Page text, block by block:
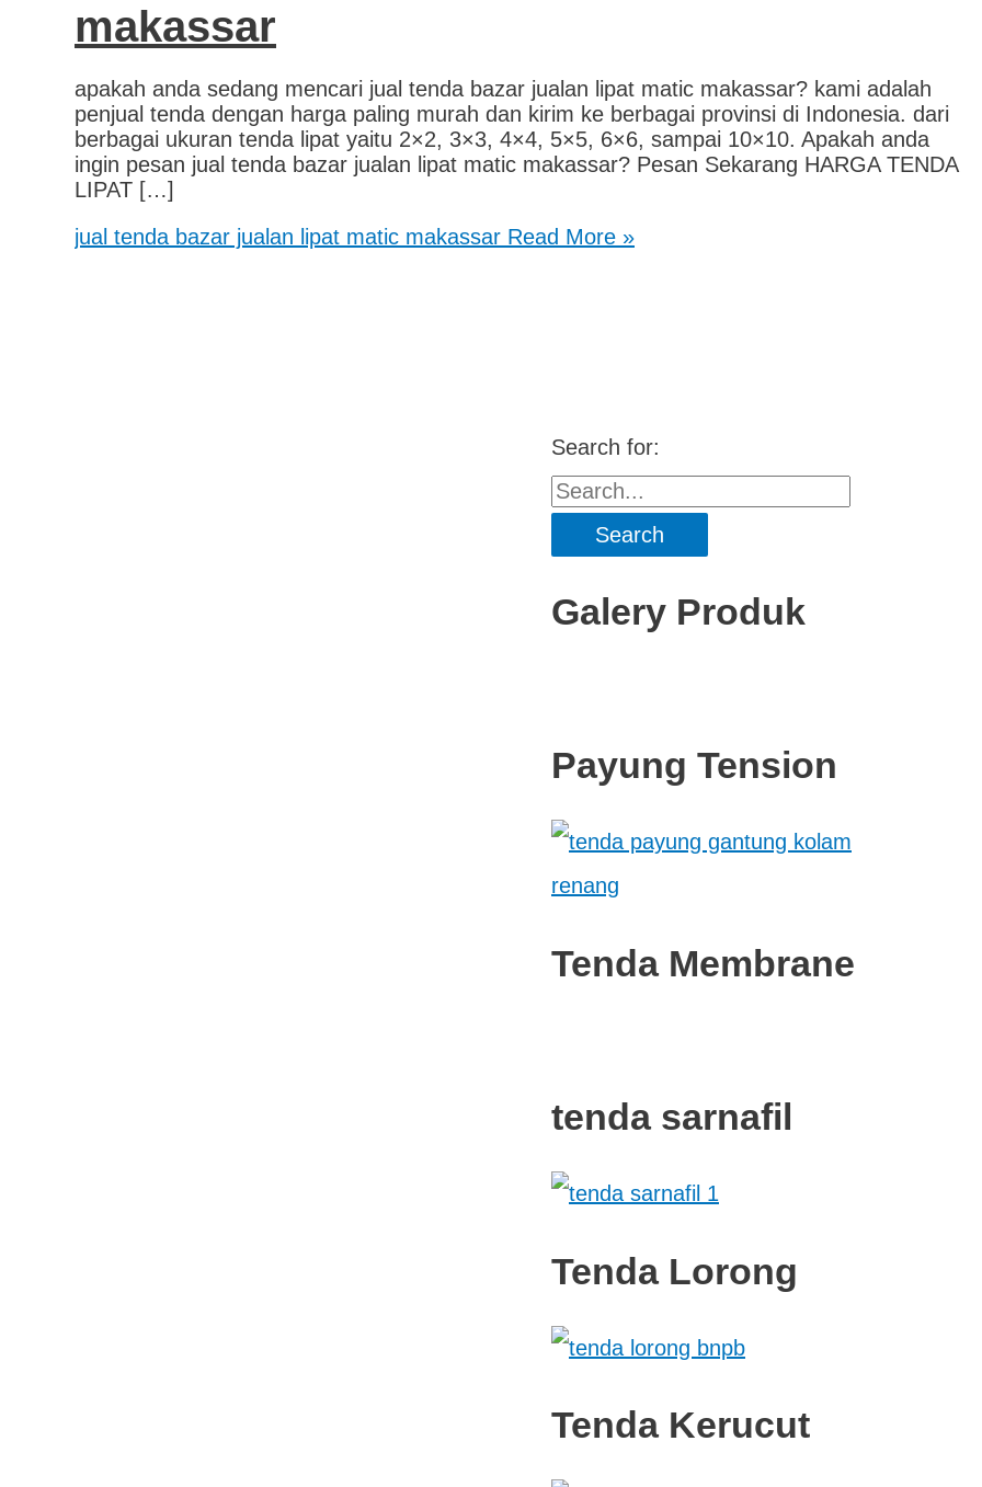
makassar
apakah anda sedang mencari jual tenda bazar jualan lipat matic makassar? kami adalah
penjual tenda dengan harga paling murah dan kirim ke berbagai provinsi di Indonesia. dari
berbagai ukuran tenda lipat yaitu 2×2, 3×3, 4×4, 5×5, 6×6, sampai 10×10. Apakah anda
ingin pesan jual tenda bazar jualan lipat matic makassar? Pesan Sekarang HARGA TENDA
LIPAT […]
jual tenda bazar jualan lipat matic makassar Read More »
Search for:
Galery Produk
Payung Tension
Tenda Membrane
tenda sarnafil
Tenda Lorong
Tenda Kerucut